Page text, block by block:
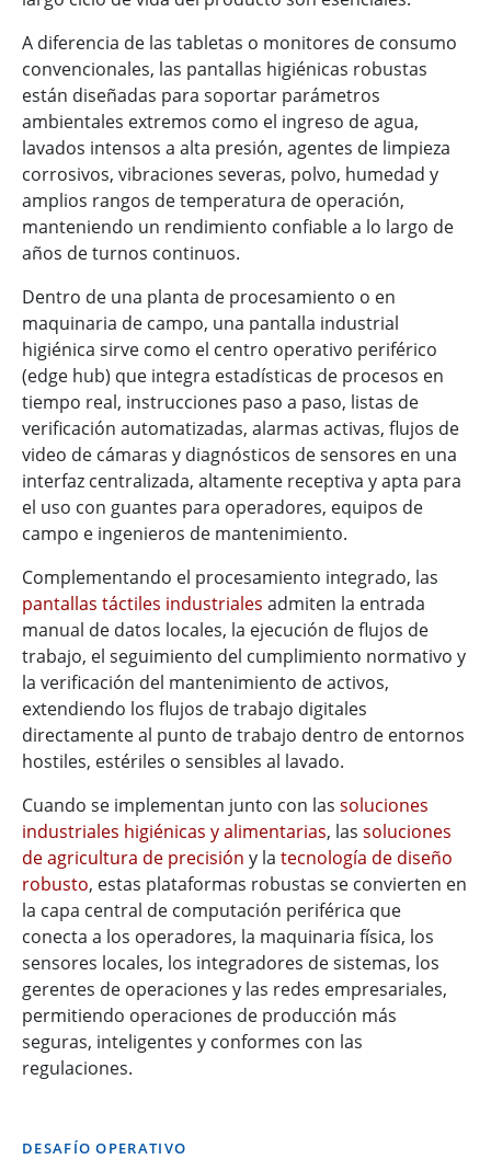
A diferencia de las tabletas o monitores de consumo
convencionales, las pantallas higiénicas robustas
están diseñadas para soportar parámetros
ambientales extremos como el ingreso de agua,
lavados intensos a alta presión, agentes de limpieza
corrosivos, vibraciones severas, polvo, humedad y
amplios rangos de temperatura de operación,
manteniendo un rendimiento confiable a lo largo de
años de turnos continuos.
Dentro de una planta de procesamiento o en
maquinaria de campo, una pantalla industrial
higiénica sirve como el centro operativo periférico
(edge hub) que integra estadísticas de procesos en
tiempo real, instrucciones paso a paso, listas de
verificación automatizadas, alarmas activas, flujos de
video de cámaras y diagnósticos de sensores en una
interfaz centralizada, altamente receptiva y apta para
el uso con guantes para operadores, equipos de
campo e ingenieros de mantenimiento.
Complementando el procesamiento integrado, las
pantallas táctiles industriales admiten la entrada
manual de datos locales, la ejecución de flujos de
trabajo, el seguimiento del cumplimiento normativo y
la verificación del mantenimiento de activos,
extendiendo los flujos de trabajo digitales
directamente al punto de trabajo dentro de entornos
hostiles, estériles o sensibles al lavado.
Cuando se implementan junto con las soluciones
industriales higiénicas y alimentarias, las soluciones
de agricultura de precisión y la tecnología de diseño
robusto, estas plataformas robustas se convierten en
la capa central de computación periférica que
conecta a los operadores, la maquinaria física, los
sensores locales, los integradores de sistemas, los
gerentes de operaciones y las redes empresariales,
permitiendo operaciones de producción más
seguras, inteligentes y conformes con las
regulaciones.
DESAFÍO OPERATIVO